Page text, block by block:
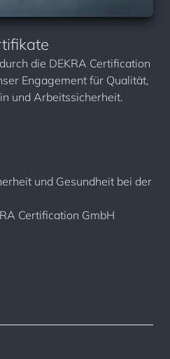
die DEKRA Certification
Engagement für Qualität,
und Arbeitssicherheit.
und Gesundheit bei der
Certification GmbH